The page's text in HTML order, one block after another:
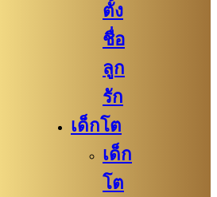
ตั้ง
ชื่อ
ลูก
รัก
เด็กโต
เด็ก
โต